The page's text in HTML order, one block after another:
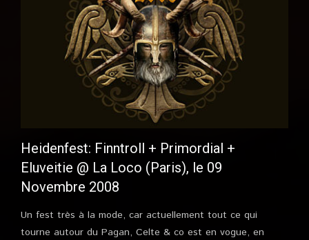
Heidenfest: Finntroll + Primordial +
Eluveitie @ La Loco (Paris), le 09
Novembre 2008
Un fest très à la mode, car actuellement tout ce qui
tourne autour du Pagan, Celte & co est en vogue, en